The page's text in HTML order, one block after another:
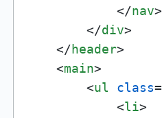
</nav>
</div>
</header>
<main>
<ul class=
<li>